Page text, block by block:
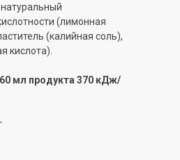
(лимонная
(калийная соль),
кислота).
мл продукта 370 кДж/